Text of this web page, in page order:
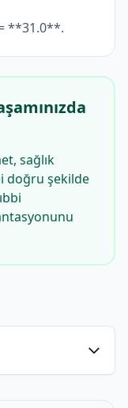
**31.0**.
sağlık
doğru şekilde